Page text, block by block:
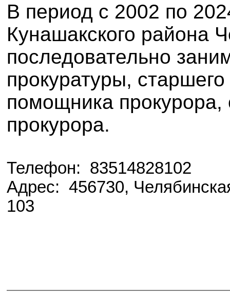
В период с 2002 по
Кунашакского района
последовательно
прокуратуры,
помощника
прокурора.
Телефон: 83514828102
Адрес: 456730,
103